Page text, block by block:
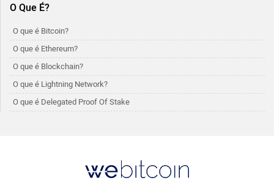
O Que É?
O que é Bitcoin?
O que é Ethereum?
O que é Blockchain?
O que é Lightning Network?
O que é Delegated Proof Of Stake